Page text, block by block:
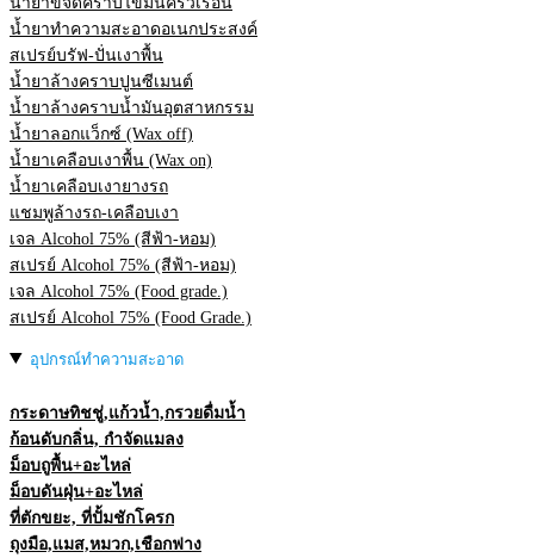
น้ำยาทำความสะอาดอเนกประสงค์
สเปรย์บรัฟ-ปั่นเงาพื้น
น้ำยาล้างคราบปูนซีเมนต์
น้ำยาล้างคราบน้ำมันอุตสาหกรรม
น้ำยาลอกแว็กซ์ (Wax off)
น้ำยาเคลือบเงาพื้น (Wax on)
น้ำยาเคลือบเงายางรถ
แชมพูล้างรถ-เคลือบเงา
เจล Alcohol 75% (สีฟ้า-หอม)
สเปรย์ Alcohol 75% (สีฟ้า-หอม)
เจล Alcohol 75% (Food grade.)
สเปรย์ Alcohol 75% (Food Grade.)
อุปกรณ์ทำความสะอาด
กระดาษทิชชู่,แก้วน้ำ,กรวยดื่มน้ำ
ก้อนดับกลิ่น, กำจัดแมลง
ม็อบถูพื้น+อะไหล่
ม็อบดันฝุ่น+อะไหล่
ที่ตักขยะ, ที่ปั้มชักโครก
ถุงมือ,แมส,หมวก,เชือกฟาง